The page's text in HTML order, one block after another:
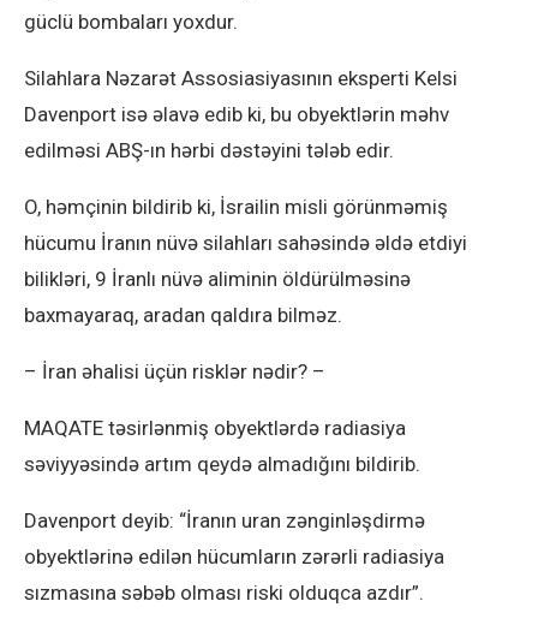
güclü bombaları yoxdur.
Silahlara Nəzarət Assosiasiyasının eksperti Kelsi
Davenport isə əlavə edib ki, bu obyektlərin məhv
edilməsi ABŞ-ın hərbi dəstəyini tələb edir.
O, həmçinin bildirib ki, İsrailin misli görünməmiş
hücumu İranın nüvə silahları sahəsində əldə etdiyi
bilikləri, 9 İranlı nüvə aliminin öldürülməsinə
baxmayaraq, aradan qaldıra bilməz.
– İran əhalisi üçün risklər nədir? –
MAQATE təsirlənmiş obyektlərdə radiasiya
səviyyəsində artım qeydə almadığını bildirib.
Davenport deyib: “İranın uran zənginləşdirmə
obyektlərinə edilən hücumların zərərli radiasiya
sızmasına səbəb olması riski olduqca azdır”.